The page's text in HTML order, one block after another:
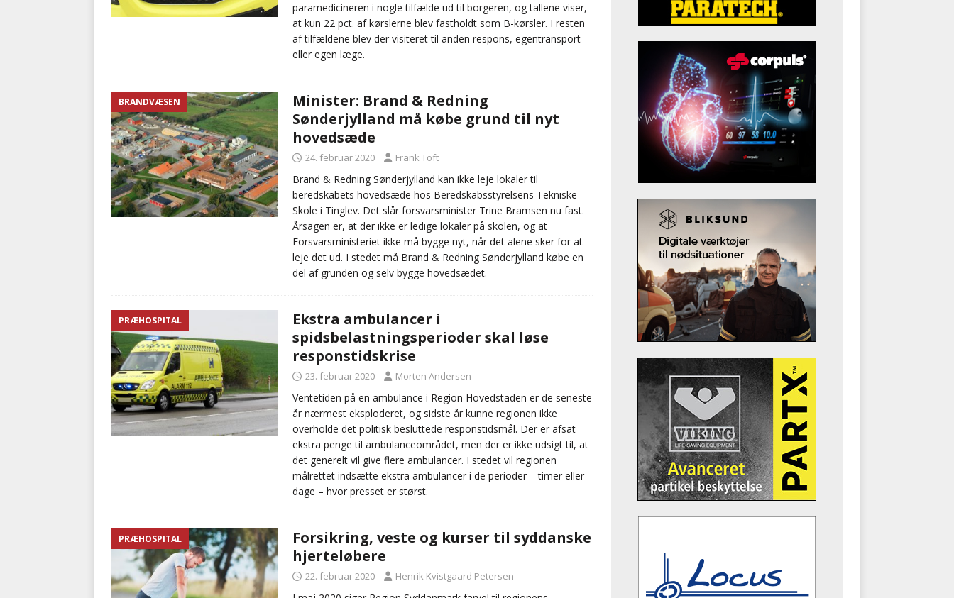
paramedicineren i nogle tilfælde ud til borgeren, og tallene viser,
at kun 22 pct. af kørslerne blev fastholdt som B-kørsler. I resten
af tilfældene blev der visiteret til anden respons, egentransport
eller egen læge.
BRANDVÆSEN
Minister: Brand & Redning
Sønderjylland må købe grund til nyt
hovedsæde
24. februar 2020 Frank Toft
Brand & Redning Sønderjylland kan ikke leje lokaler til
beredskabets hovedsæde hos Beredskabsstyrelsens Tekniske
Skole i Tinglev. Det slår forsvarsminister Trine Bramsen nu fast.
Årsagen er, at der ikke er ledige lokaler på skolen, og at
Forsvarsministeriet ikke må bygge nyt, når det alene sker for at
leje det ud. I stedet må Brand & Redning Sønderjylland købe en
del af grunden og selv bygge hovedsædet.
PRÆHOSPITAL
Ekstra ambulancer i
spidsbelastningsperioder skal løse
responstidskrise
23. februar 2020 Morten Andersen
Ventetiden på en ambulance i Region Hovedstaden er de seneste
år nærmest eksploderet, og sidste år kunne regionen ikke
overholde det politisk besluttede responstidsmål. Der er afsat
ekstra penge til ambulanceområdet, men der er ikke udsigt til, at
det generelt vil give flere ambulancer. I stedet vil regionen
målrettet indsætte ekstra ambulancer i de perioder – timer eller
dage – hvor presset er størst.
PRÆHOSPITAL
Forsikring, veste og kurser til syddanske
hjerteløbere
22. februar 2020 Henrik Kvistgaard Petersen